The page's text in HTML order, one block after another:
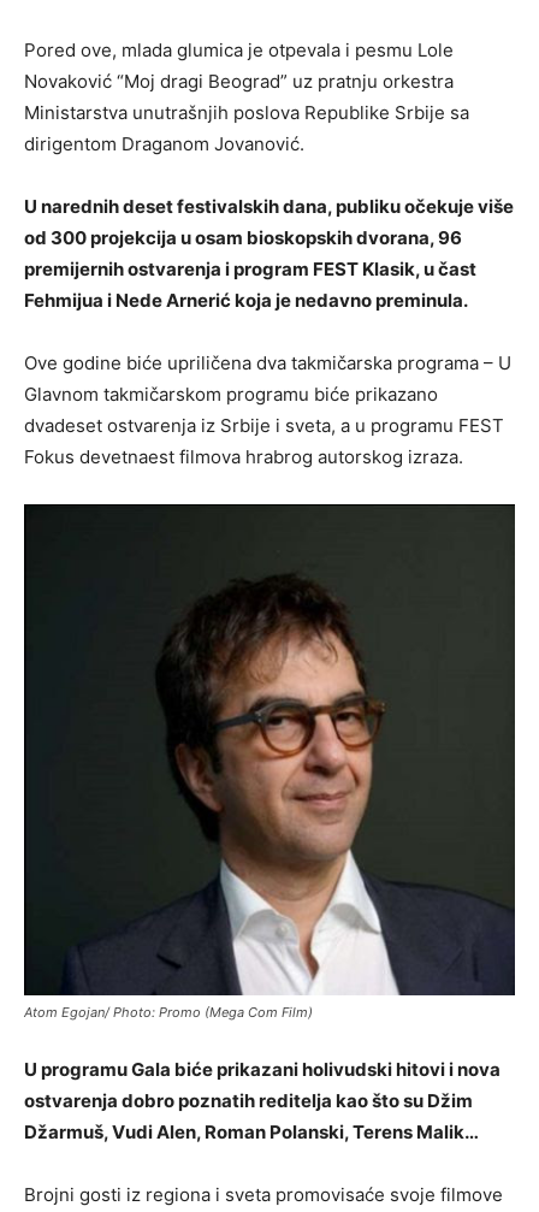
Pored ove, mlada glumica je otpevala i pesmu Lole
Novaković “Moj dragi Beograd” uz pratnju orkestra
Ministarstva unutrašnjih poslova Republike Srbije sa
dirigentom Draganom Jovanović.
U narednih deset festivalskih dana, publiku očekuje više
od 300 projekcija u osam bioskopskih dvorana, 96
premijernih ostvarenja i program FEST Klasik, u čast
Fehmijua i Nede Arnerić koja je nedavno preminula.
Ove godine biće upriličena dva takmičarska programa – U
Glavnom takmičarskom programu biće prikazano
dvadeset ostvarenja iz Srbije i sveta, a u programu FEST
Fokus devetnaest filmova hrabrog autorskog izraza.
Atom Egojan/ Photo: Promo (Mega Com Film)
U programu Gala biće prikazani holivudski hitovi i nova
ostvarenja dobro poznatih reditelja kao što su Džim
Džarmuš, Vudi Alen, Roman Polanski, Terens Malik…
Brojni gosti iz regiona i sveta promovisaće svoje filmove